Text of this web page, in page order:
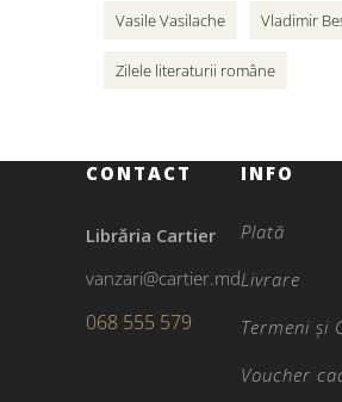
Vasile Vasilache Vladimir
Zilele literaturii române
CONTACT
Librăria Cartier
vanzari@cartier.md
068 555 579
INFO
Plată
Livrare
Termeni și
Voucher